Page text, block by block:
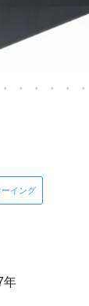
イング
年